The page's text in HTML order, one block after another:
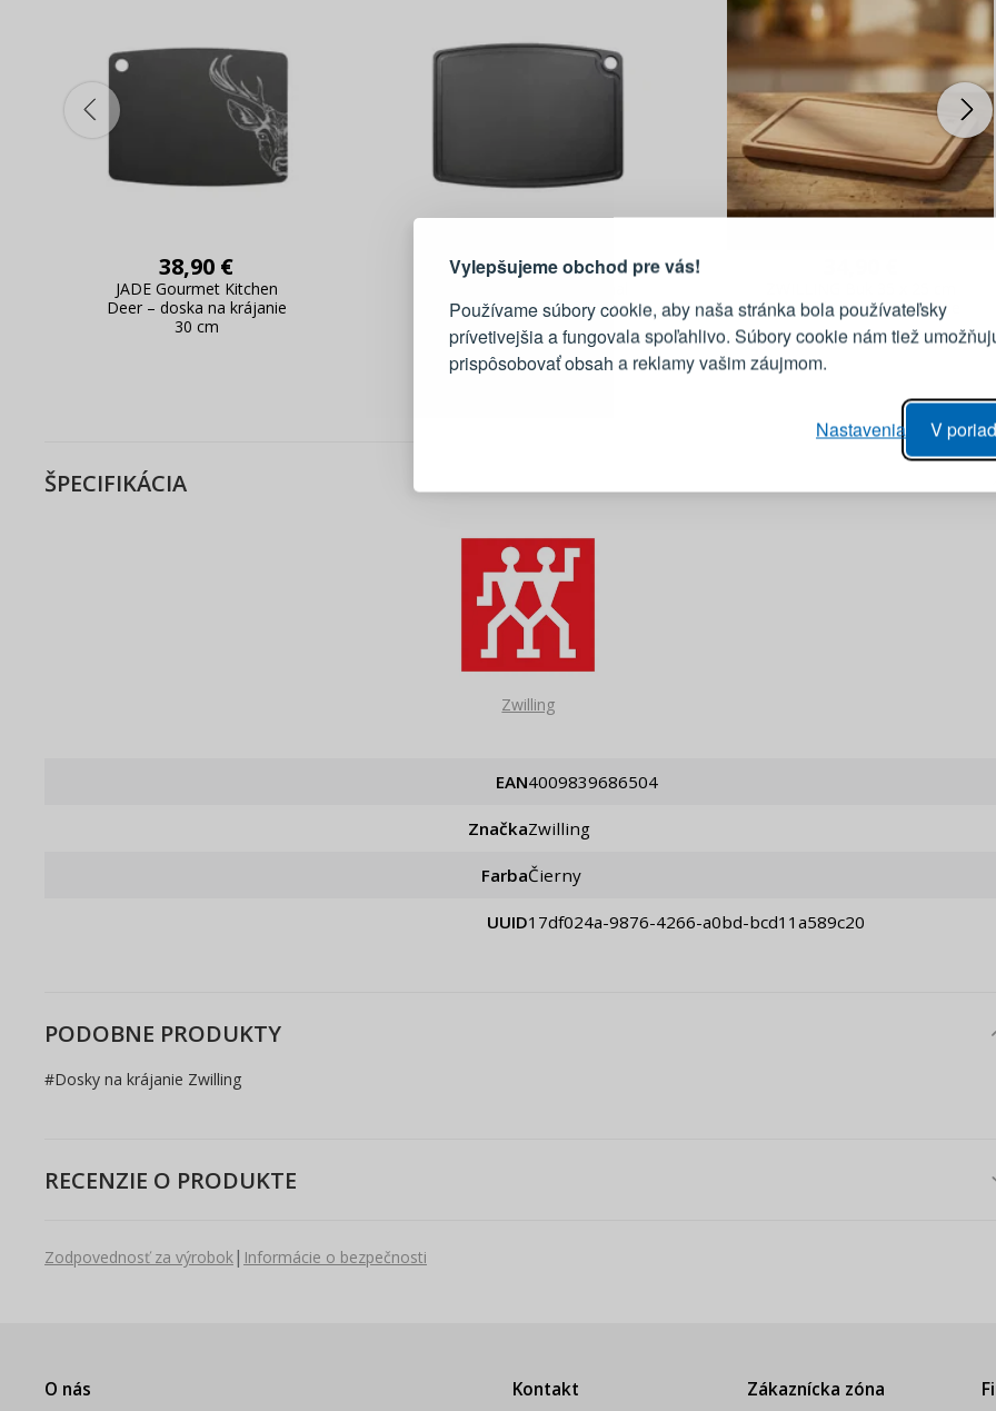
Vylepšujeme obchod pre vás!
Používame súbory cookie, aby naša stránka bola používateľsky
prívetivejšia a fungovala spoľahlivo. Súbory cookie nám tiež
prispôsobovať obsah a reklamy vašim záujmom.
V
Nastavenia
38,90 €
JADE Gourmet Kitchen
Deer – doska na krájanie
30 cm
40,90 €
– doska na krájanie 30 cm
- drevená doska na krájanie
ŠPECIFIKÁCIA
Zwilling
EAN 4009839686504
Značka Zwilling
Farba Čierny
UUID 17df024a-9876-4266-a0bd-bcd11a589c20
PODOBNE PRODUKTY
#Dosky na krájanie Zwilling
RECENZIE O PRODUKTE
Zodpovednosť za výrobok| Informácie o bezpečnosti
O nás Kontakt Zákaznícka zóna
Tu je dôvod, prečo sa oplatí vytvoriť
účet
Živý náhľad na zmeny v objednávke
PRIHLÁSENIE
E-mail
PRIHLÁSIŤ